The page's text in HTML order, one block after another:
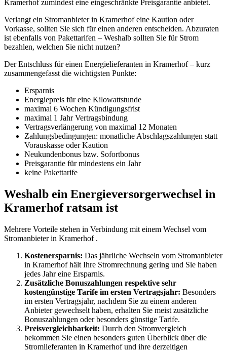
Kramerhof zumindest eine eingeschränkte Preisgarantie anbietet.
Verlangt ein Stromanbieter in Kramerhof eine Kaution oder
Vorkasse, sollten Sie sich für einen anderen entscheiden. Abzuraten
ist ebenfalls von Pakettarifen – Weshalb sollten Sie für Strom
bezahlen, welchen Sie nicht nutzen?
Der Entschluss für einen Energielieferanten in Kramerhof – kurz
zusammengefasst die wichtigsten Punkte:
Ersparnis
Energiepreis für eine Kilowattstunde
maximal 6 Wochen Kündigungsfrist
maximal 1 Jahr Vertragsbindung
Vertragsverlängerung von maximal 12 Monaten
Zahlungsbedingungen: monatliche Abschlagszahlungen statt
Vorauskasse oder Kaution
Neukundenbonus bzw. Sofortbonus
Preisgarantie für mindestens ein Jahr
keine Pakettarife
Weshalb ein Energieversorgerwechsel in
Kramerhof ratsam ist
Mehrere Vorteile stehen in Verbindung mit einem Wechsel vom
Stromanbieter in Kramerhof .
Kostenersparnis: Das jährliche Wechseln vom Stromanbieter
in Kramerhof hält Ihre Stromrechnung gering und Sie haben
jedes Jahr eine Ersparnis.
Zusätzliche Bonuszahlungen respektive sehr
kostengünstige Tarife im ersten Vertragsjahr: Besonders
im ersten Vertragsjahr, nachdem Sie zu einem anderen
Anbieter gewechselt haben, erhalten Sie meist zusätzliche
Bonuszahlungen oder besonders günstige Tarife.
Preisvergleichbarkeit: Durch den Stromvergleich
bekommen Sie einen besonders guten Überblick über die
Stromlieferanten in Kramerhof und ihre derzeitigen